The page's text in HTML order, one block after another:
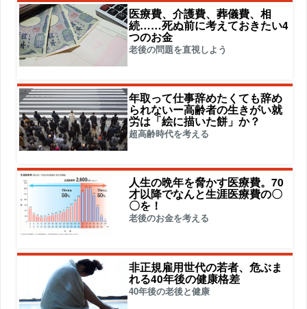
医療費、介護費、葬儀費、相
続……死ぬ前に考えておきたい4
つのお金
老後の問題を直視しよう
年取って仕事辞めたくても辞め
られないー高齢者の生きがい就
労は「絵に描いた餅」か？
超高齢時代を考える
人生の晩年を脅かす医療費。70
才以降でなんと生涯医療費の〇
〇を！
老後のお金を考える
非正規雇用世代の若者、危ぶま
れる40年後の健康格差
40年後の老後と健康